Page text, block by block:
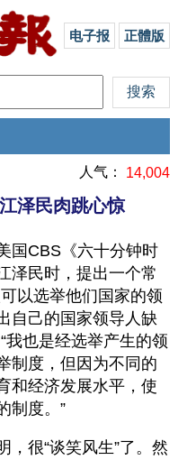
电子报 正體版
人气： 14,004
泽民肉跳心惊
国CBS《六十分钟时
泽民时，提出一个常
以选举他们国家的领
自己的国家领导人缺
我也是经选举产生的领
制度，但因为不同的
和经济发展水平，使
制度。”
，很“谈笑风生”了。然